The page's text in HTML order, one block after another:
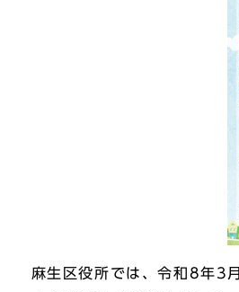
麻生区役所では、令和8年3